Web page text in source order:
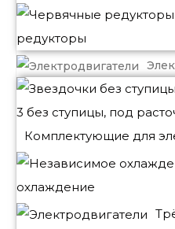
редукторы
Комплектующие для
охлаждение